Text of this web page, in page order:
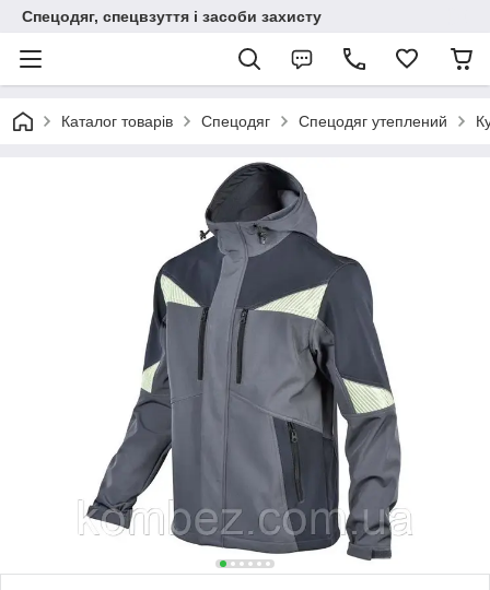
Спецодяг, спецвзуття і засоби захисту
Каталог товарів Спецодяг Спецодяг утеплений